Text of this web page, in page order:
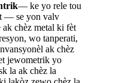
— ke yo rele tou
— se yon valv
ak chèz metal ki fèt
wo tanperati,
ak chèz
jewometrik yo
la ak chèz la